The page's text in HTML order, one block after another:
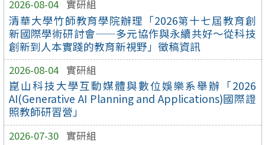
2026-08-04 實研組
清華大學竹師教育學院辦理「2026第十七屆教育創
新國際學術研討會——多元協作與永續共好～從科技
創新到人本實踐的教育新視野」徵稿資訊
2026-08-04 實研組
崑山科技大學互動媒體與數位娛樂系舉辦「2026
AI(Generative AI Planning and Applications)國際證
照教師研習營」
2026-07-30 實研組